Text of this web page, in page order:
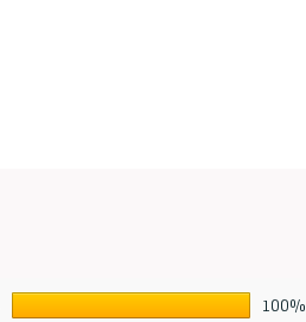
100%